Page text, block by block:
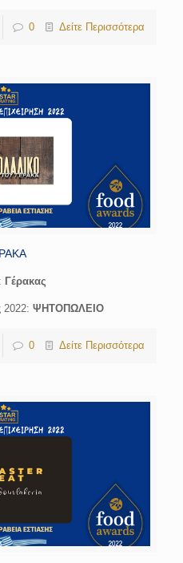
0 Δείτε Περισσότερα
Γέρακας
2022: ΨΗΤΟΠΩΛΕΙΟ
0 Δείτε Περισσότερα